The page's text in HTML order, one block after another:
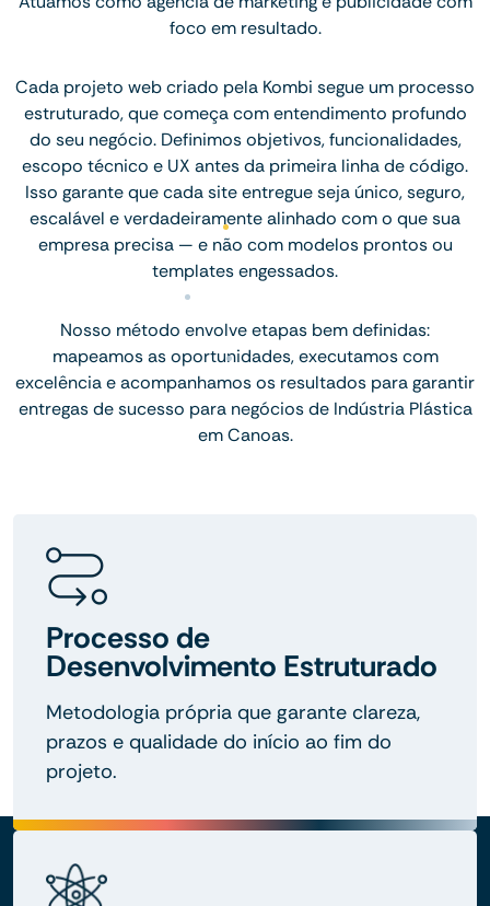
foco em resultado.
Cada projeto web criado pela Kombi segue um processo
estruturado, que começa com entendimento profundo
do seu negócio. Definimos objetivos, funcionalidades,
escopo técnico e UX antes da primeira linha de código.
Isso garante que cada site entregue seja único, seguro,
escalável e verdadeiramente alinhado com o que sua
empresa precisa — e não com modelos prontos ou
templates engessados.
Nosso método envolve etapas bem definidas:
mapeamos as oportunidades, executamos com
excelência e acompanhamos os resultados para garantir
entregas de sucesso para negócios de Indústria Plástica
em Canoas.
Processo de
Desenvolvimento Estruturado
Metodologia própria que garante clareza,
prazos e qualidade do início ao fim do
projeto.